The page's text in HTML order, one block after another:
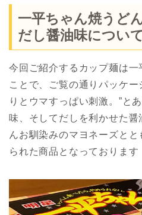
一平ちゃん焼うど
だし醤油味につい
今回ご紹介するカップ麺は一
ことで、ご覧の通りパッケー
りとウマすっぱい刺激。”と
味、そしてだしを利かせた
んお馴染みのマヨネーズと
られた商品となっております